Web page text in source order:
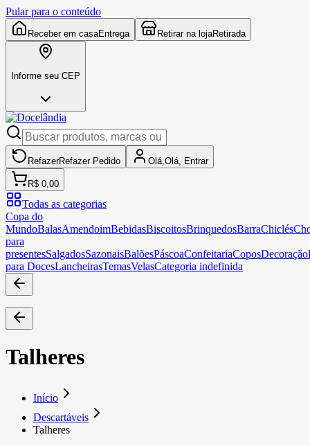
Pular para o conteúdo
Receber em casaEntrega Retirar na lojaRetirada
Informe seu CEP
RefazerRefazer Pedido Olá, Olá, Entrar
R$ 0,00
Todas as categorias
Copa do
MundoBalasAmendoimBebidasBiscoitosBrinquedosBarraChiclés
para
presentesSalgadosSazonaisBalõesPáscoaConfeitariaCoposDecoração
para DocesLancheirasTemasVelasCategoria indefinida
Talheres
Início
Descartáveis
Talheres